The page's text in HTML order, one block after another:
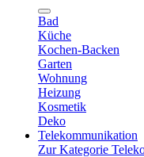
Bad
Küche
Kochen-Backen
Garten
Wohnung
Heizung
Kosmetik
Deko
Telekommunikation
Zur Kategorie